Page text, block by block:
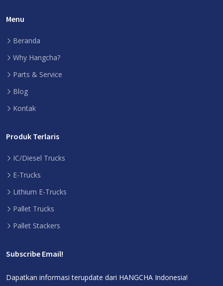
Menu
Beranda
Why Hangcha?
Parts & Service
Blog
Kontak
Produk Terlaris
IC/Diesel Trucks
E-Trucks
Lithium E-Trucks
Pallet Trucks
Pallet Stackers
Subscribe Email!
Dapatkan informasi terupdate dari HANGCHA Indonesia!